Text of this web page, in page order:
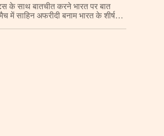
के साथ बातचीत करने भारत पर बात
में साहिन अफरीदी बनाम भारत के शीर्ष